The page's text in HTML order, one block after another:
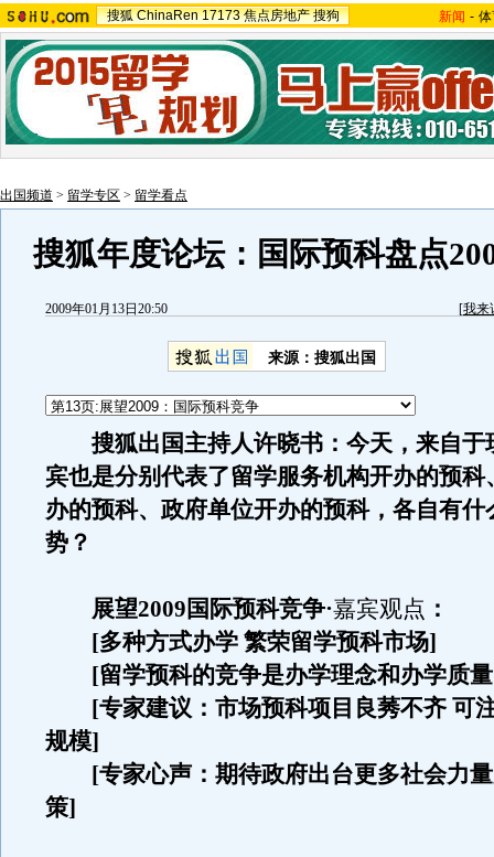
搜狐 ChinaRen 17173 焦点房地产 搜狗 新闻 -
出国频道 > 留学专区 > 留学看点
搜狐年度论坛：国际预科盘点
2009年01月13日20:50 [我来
来源： 搜狐出国
搜狐出国主持人许晓书：今天，来自于
宾也是分别代表了留学服务机构开办的预科
办的预科、政府单位开办的预科，各自有什
势？
展望2009国际预科竞争·嘉宾观点 ：
[多种方式办学 繁荣留学预科市场]
[留学预科的竞争是办学理念和办学质
[专家建议：市场预科项目良莠不齐 可
规模]
[专家心声：期待政府出台更多社会力量
策]